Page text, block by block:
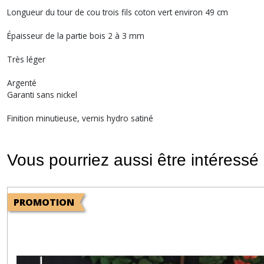
Longueur du tour de cou trois fils coton vert environ 49 cm
Épaisseur de la partie bois 2 à 3 mm
Très léger
Argenté
Garanti sans nickel
Finition minutieuse, vernis hydro satiné
Vous pourriez aussi être intéressé
PROMOTION